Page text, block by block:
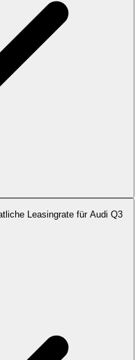
Leasingrate für Audi Q3